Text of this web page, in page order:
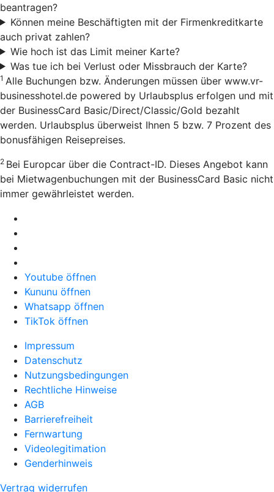
beantragen?
Können meine Beschäftigten mit der Firmenkreditkarte
auch privat zahlen?
Wie hoch ist das Limit meiner Karte?
Was tue ich bei Verlust oder Missbrauch der Karte?
1 Alle Buchungen bzw. Änderungen müssen über www.vr-
businesshotel.de powered by Urlaubsplus erfolgen und mit
der BusinessCard Basic/Direct/Classic/Gold bezahlt
werden. Urlaubsplus überweist Ihnen 5 bzw. 7 Prozent des
bonusfähigen Reisepreises.
2 Bei Europcar über die Contract-ID. Dieses Angebot kann
bei Mietwagenbuchungen mit der BusinessCard Basic nicht
immer gewährleistet werden.
Youtube öffnen
Kununu öffnen
Whatsapp öffnen
TikTok öffnen
Impressum
Datenschutz
Nutzungsbedingungen
Rechtliche Hinweise
AGB
Barrierefreiheit
Fernwartung
Videolegitimation
Genderhinweis
Vertrag widerrufen